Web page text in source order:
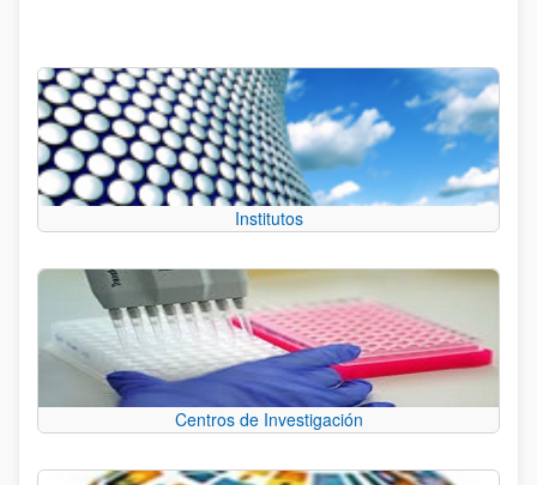
Institutos
Centros de Investigación